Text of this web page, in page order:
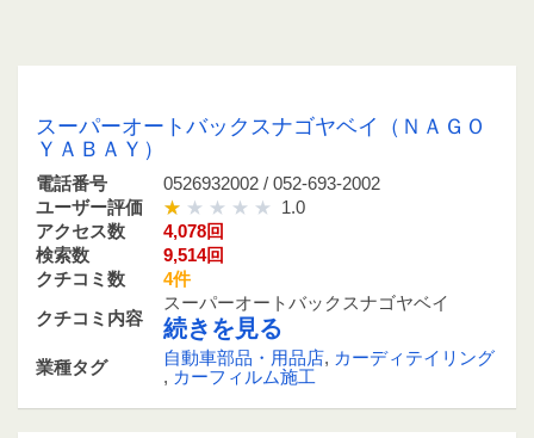
スーパーオートバックスナゴヤベイ（ＮＡＧＯ
ＹＡＢＡＹ）
電話番号
0526932002 / 052-693-2002
ユーザー評価
1.0
アクセス数
4,078回
検索数
9,514回
クチコミ数
4件
クチコミ内容
スーパーオートバックスナゴヤベイ
続きを見る
業種タグ 自動車部品・用品店, カーディテイリング
, カーフィルム施工